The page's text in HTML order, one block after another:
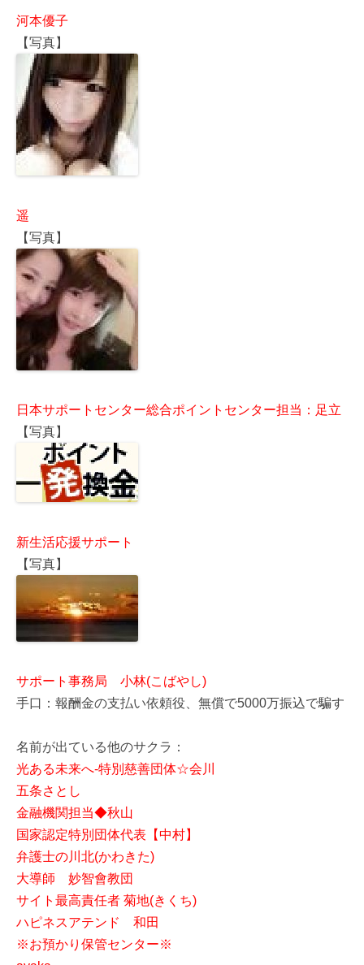
河本優子
【写真】
遥
【写真】
日本サポートセンター総合ポイントセンター担当：足立
【写真】
新生活応援サポート
【写真】
サポート事務局 小林(こばやし)
手口：報酬金の支払い依頼役、無償で5000万振込で騙す
名前が出ている他のサクラ：
光ある未来へ-特別慈善団体☆会川
五条さとし
金融機関担当◆秋山
国家認定特別団体代表【中村】
弁護士の川北(かわきた)
大導師 妙智會教団
サイト最高責任者 菊地(きくち)
ハピネスアテンド 和田
※お預かり保管センター※